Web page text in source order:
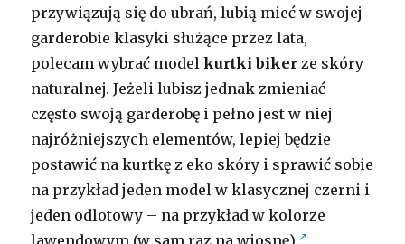
przywiązują się do ubrań, lubią mieć w swojej
garderobie klasyki służące przez lata,
polecam wybrać modelkurtki biker ze skóry
naturalnej. Jeżeli lubisz jednak zmieniać
często swoją garderobę i pełno jest w niej
najróżniejszych elementów, lepiej będzie
postawić na kurtkę z eko skóry i sprawić sobie
na przykład jeden model w klasycznej czerni i
jeden odlotowy – na przykład w kolorze
lawendowym (w sam raz na wiosnę).